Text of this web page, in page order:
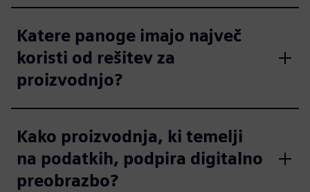
Katere panoge imajo največ
koristi od rešitev za
proizvodnjo?
Kako proizvodnja, ki temelji
na podatkih, podpira digitalno
preobrazbo?